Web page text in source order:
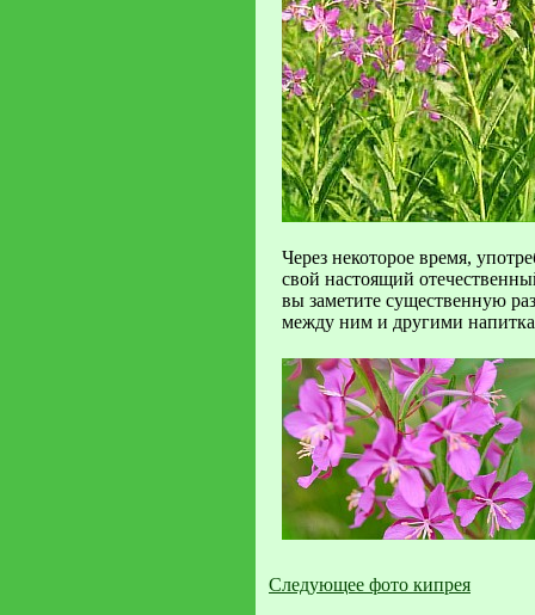
Через некоторое время,
свой настоящий
вы заметите существенную
между ним и другими
Следующее фото кипрея